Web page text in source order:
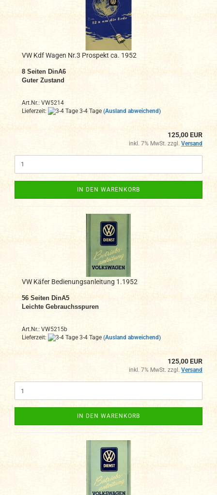
VW Kdf Wagen Nr.3 Prospekt ca. 1952
8 Seiten DinA6
Guter Zustand
Art.Nr.: VW5214
Lieferzeit:
3-4 Tage (Ausland abweichend)
125,00 EUR
inkl. 7% MwSt. zzgl. Versand
IN DEN WARENKORB
VW Käfer Bedienungsanleitung 1.1952
56Seiten DinA5
Leichte Gebrauchsspuren
Art.Nr.: VW5215b
Lieferzeit:
3-4 Tage (Ausland abweichend)
125,00 EUR
inkl. 7% MwSt. zzgl. Versand
IN DEN WARENKORB